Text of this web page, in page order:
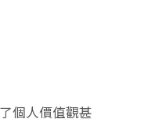
個人價值觀甚